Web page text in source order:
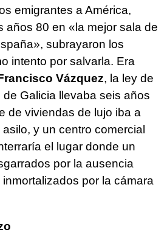
emigrantes a América,
años 80 en «la mejor sala de
subrayaron los
intento por salvarla. Era
Vázquez, la ley de
de Galicia llevaba seis años
de viviendas de lujo iba a
y un centro comercial
el lugar donde un
por la ausencia
por la cámara